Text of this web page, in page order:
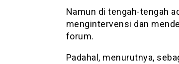
Namun di tengah-tengah
mengintervensi dan
forum.
Padahal, menurutnya,